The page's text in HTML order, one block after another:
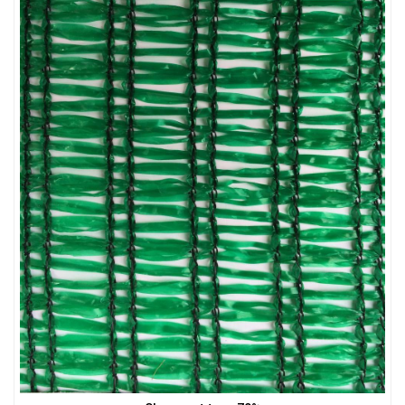
LƯỚI XÂY DỰNG
LƯỚI HÀNG RÀO HÌNH VUÔNG